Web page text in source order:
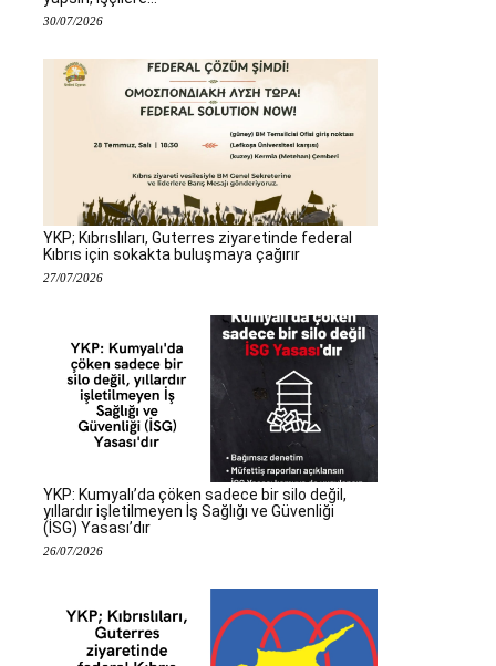
30/07/2026
YKP; Kıbrıslıları, Guterres ziyaretinde federal
Kıbrıs için sokakta buluşmaya çağırır
27/07/2026
YKP: Kumyalı’da çöken sadece bir silo değil,
yıllardır işletilmeyen İş Sağlığı ve Güvenliği
(İSG) Yasası’dır
26/07/2026